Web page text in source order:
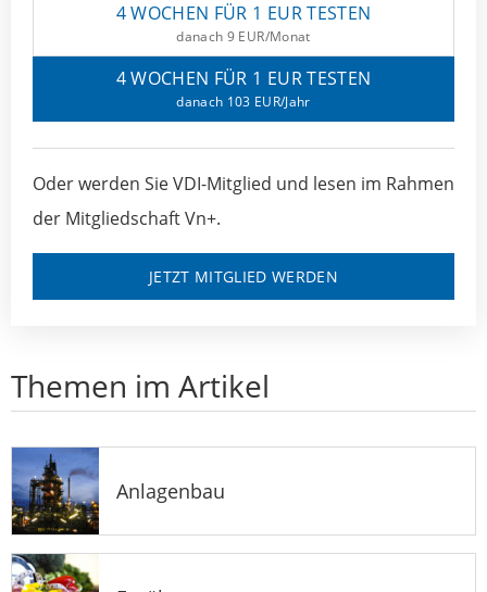
4 WOCHEN FÜR 1 EUR TESTEN
danach 9 EUR/Monat
4 WOCHEN FÜR 1 EUR TESTEN
danach 103 EUR/Jahr
Oder werden Sie VDI-Mitglied und lesen im Rahmen
der Mitgliedschaft Vn+.
JETZT MITGLIED WERDEN
Themen im Artikel
Anlagenbau